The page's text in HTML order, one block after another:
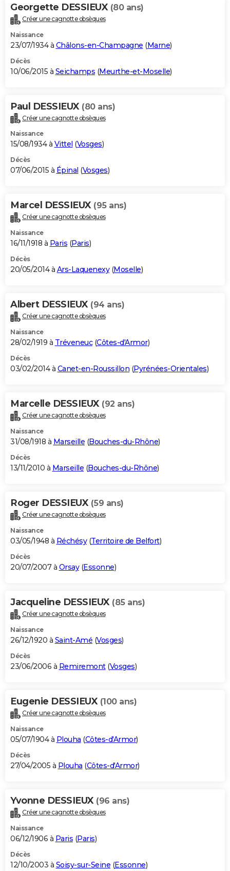
Georgette DESSIEUX (80 ans)
Créer une cagnotte obsèques
Naissance
23/07/1934 à Châlons-en-Champagne (Marne)
Décès
10/06/2015 à Seichamps (Meurthe-et-Moselle)
Paul DESSIEUX (80 ans)
Créer une cagnotte obsèques
Naissance
15/08/1934 à Vittel (Vosges)
Décès
07/06/2015 à Épinal (Vosges)
Marcel DESSIEUX (95 ans)
Créer une cagnotte obsèques
Naissance
16/11/1918 à Paris (Paris)
Décès
20/05/2014 à Ars-Laquenexy(Moselle)
Albert DESSIEUX (94 ans)
Créer une cagnotte obsèques
Naissance
28/02/1919 à Tréveneuc(Côtes-d'Armor)
Décès
03/02/2014 à Canet-en-Roussillon (Pyrénées-Orientales)
Marcelle DESSIEUX (92 ans)
Créer une cagnotte obsèques
Naissance
31/08/1918 à Marseille (Bouches-du-Rhône)
Décès
13/11/2010 à Marseille (Bouches-du-Rhône)
Roger DESSIEUX (59 ans)
Créer une cagnotte obsèques
Naissance
03/05/1948 à Réchésy(Territoire de Belfort)
Décès
20/07/2007 à Orsay(Essonne)
Jacqueline DESSIEUX (85 ans)
Créer une cagnotte obsèques
Naissance
26/12/1920 à Saint-Amé (Vosges)
Décès
23/06/2006 à Remiremont(Vosges)
Eugenie DESSIEUX (100 ans)
Créer une cagnotte obsèques
Naissance
05/07/1904 à Plouha (Côtes-d'Armor)
Décès
27/04/2005 à Plouha (Côtes-d'Armor)
Yvonne DESSIEUX (96 ans)
Créer une cagnotte obsèques
Naissance
06/12/1906 à Paris (Paris)
Décès
12/10/2003 à Soisy-sur-Seine (Essonne)